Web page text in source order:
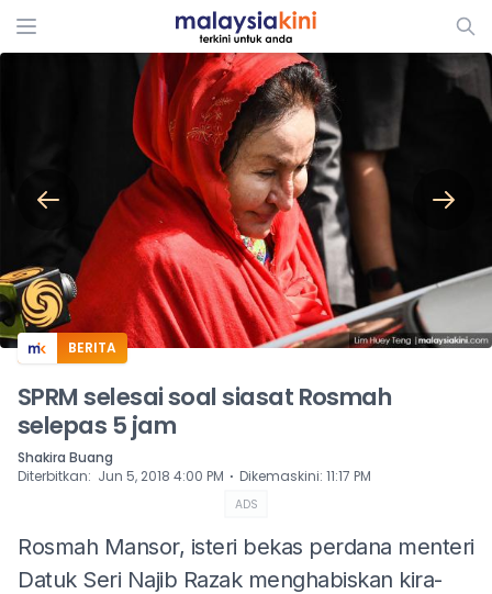
ADS
BERITA
SPRM selesai soal siasat Rosmah
selepas 5 jam
Shakira Buang
Diterbitkan: Jun 5, 2018 4:00 PM ⋅ Dikemaskini: 11:17 PM
ADS
Rosmah Mansor, isteri bekas perdana menteri
Datuk Seri Najib Razak menghabiskan kira-